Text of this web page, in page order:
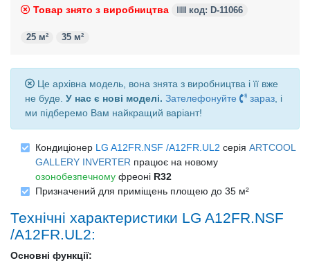
Товар знято з виробництва код: D-11066
25 м² 35 м²
Це архівна модель, вона знята з виробництва і її вже
не буде. У нас є нові моделі. Зателефонуйте зараз , і
ми підберемо Вам найкращий варіант!
Кондиціонер LG A12FR.NSF /A12FR.UL2 серія ARTCOOL
GALLERY INVERTER працює на новому
озонобезпечному фреоні R32
Призначений для приміщень площею до 35 м²
Технічні характеристики LG A12FR.NSF
/A12FR.UL2:
Основні функції: